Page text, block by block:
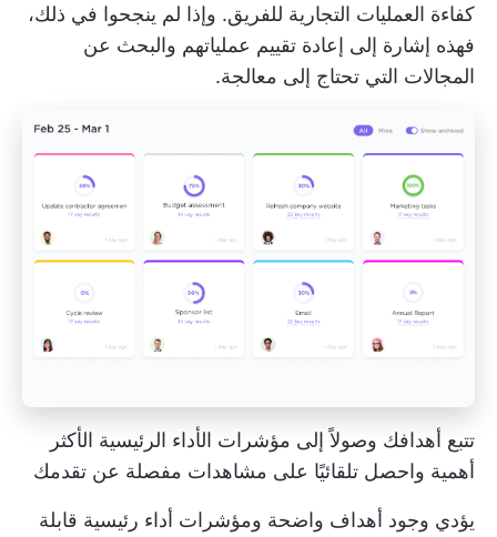
كفاءة العمليات التجارية للفريق. وإذا لم ينجحوا في ذلك،
فهذه إشارة إلى إعادة تقييم عملياتهم والبحث عن
المجالات التي تحتاج إلى معالجة.
تتبع أهدافك وصولاً إلى مؤشرات الأداء الرئيسية الأكثر
أهمية واحصل تلقائيًا على مشاهدات مفصلة عن تقدمك
يؤدي وجود أهداف واضحة ومؤشرات أداء رئيسية قابلة